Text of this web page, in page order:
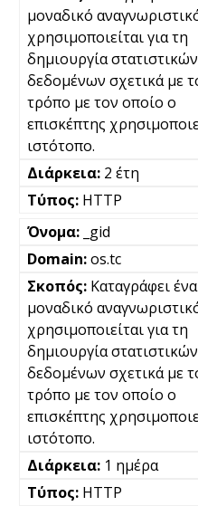
μοναδικό
χρησιμοποιείται για τη
δημιουργία στατιστικών
δεδομένων σχετικά με
τρόπο με τον οποίο ο
επισκέπτης
ιστότοπο.
2 έτη
HTTP
_gid
os.tc
Καταγράφει ένα
μοναδικό
χρησιμοποιείται για τη
δημιουργία στατιστικών
δεδομένων σχετικά με
τρόπο με τον οποίο ο
επισκέπτης
ιστότοπο.
1 ημέρα
HTTP